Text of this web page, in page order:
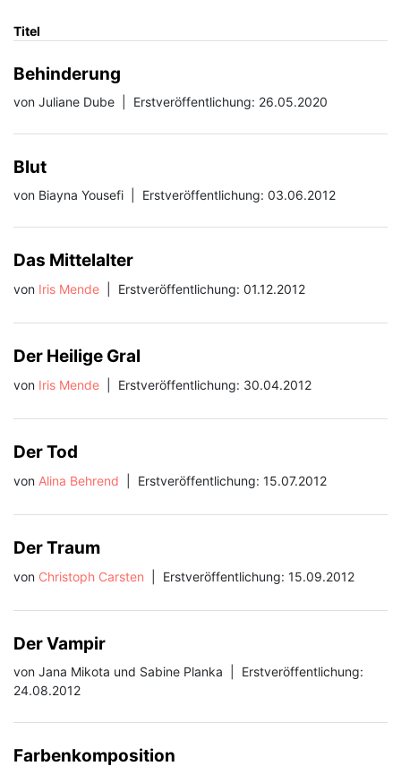
Titel
Behinderung
von Juliane Dube Erstveröffentlichung: 26.05.2020
Blut
von Biayna Yousefi Erstveröffentlichung: 03.06.2012
Das Mittelalter
von Iris Mende Erstveröffentlichung: 01.12.2012
Der Heilige Gral
von Iris Mende Erstveröffentlichung: 30.04.2012
Der Tod
von Alina Behrend Erstveröffentlichung: 15.07.2012
Der Traum
von Christoph Carsten Erstveröffentlichung: 15.09.2012
Der Vampir
von Jana Mikota und Sabine Planka
Erstveröffentlichung:
24.08.2012
Farbenkomposition